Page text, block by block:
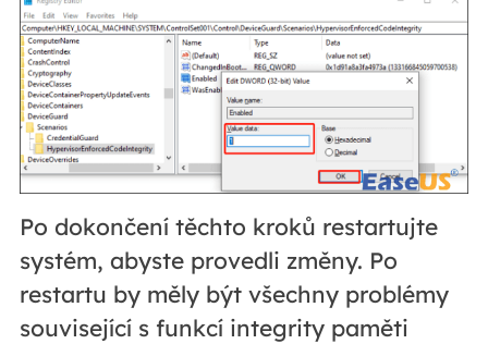
Po dokončení těchto kroků restartujte
systém, abyste provedli změny. Po
restartu by měly být všechny problémy
související s funkcí integrity paměti